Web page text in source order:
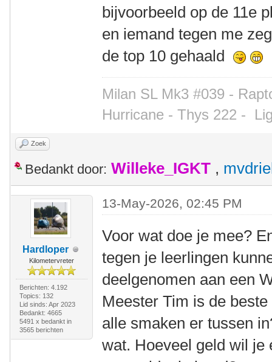
bijvoorbeeld op de 11e
en iemand tegen me
de top 10 gehaald
Milan SL Mk3 #039 -
Hurricane - Thys 222 -
Zoek
Bedankt door: Willeke_IGKT ,
Hardloper
Kilometervreter
Berichten: 4.192
Topics: 132
Lid sinds: Apr 2023
Bedankt: 4665
5491 x bedankt in
3565 berichten
13-May-2026, 02:45 PM
Voor wat doe je mee?
tegen je leerlingen
deelgenomen aan een
Meester Tim is de
alle smaken er tussen
wat. Hoeveel geld wil je